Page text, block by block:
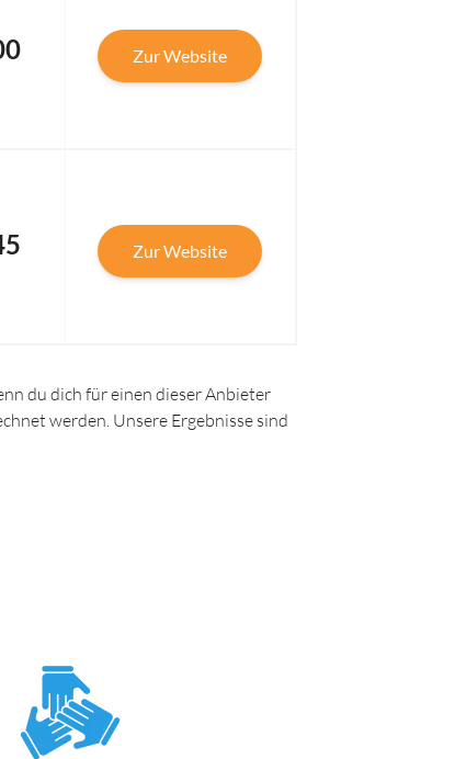
Zur Website
Zur Website
du dich für einen dieser Anbieter
werden. Unsere Ergebnisse sind